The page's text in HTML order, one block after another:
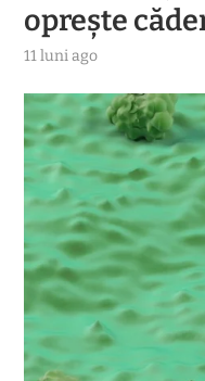
oprește
11 luni ago